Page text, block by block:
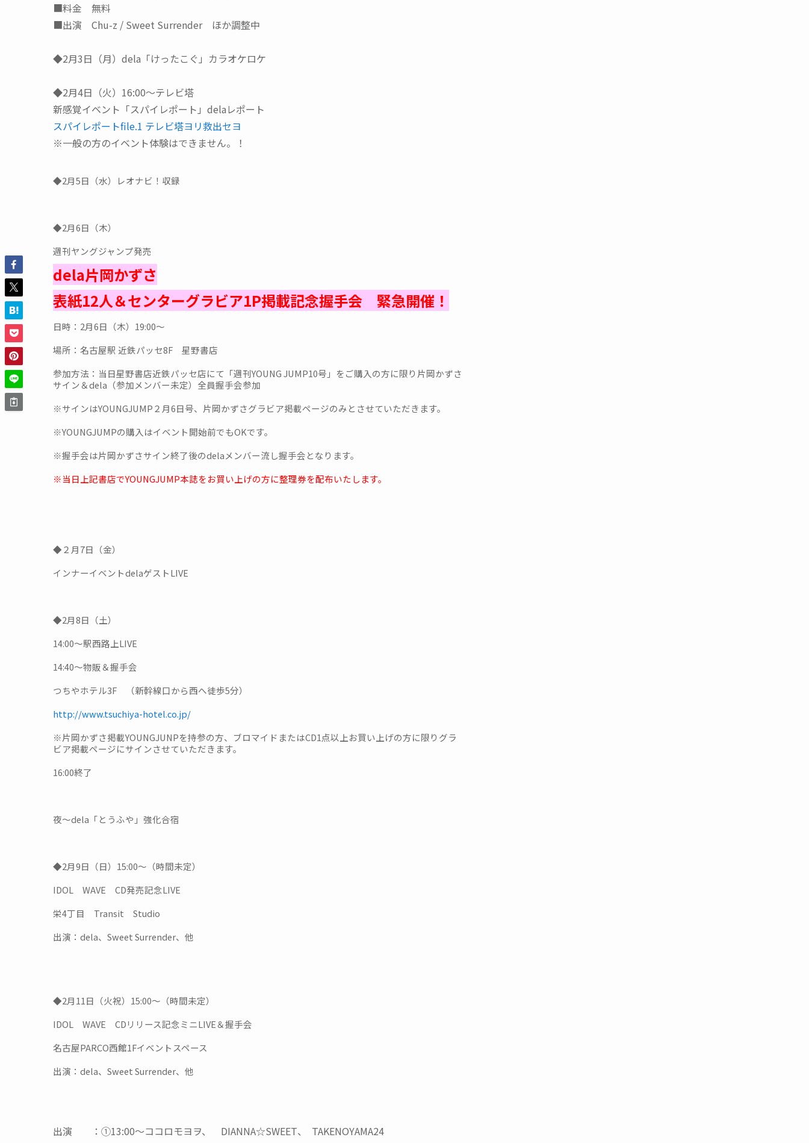
■料金 無料
■出演 Chu-z / Sweet Surrender ほか調整中
◆2月3日（月）dela「けったこぐ」カラオケロケ
◆2月4日（火）16:00～テレビ塔
新感覚イベント「スパイレポート」delaレポート
スパイレポートfile.1 テレビ塔ヨリ救出セヨ
※一般の方のイベント体験はできません。！
◆2月5日（水）レオナビ！収録
◆2月6日（木）
週刊ヤングジャンプ発売
dela片岡かずさ
表紙12人＆センターグラビア1P掲載記念握手会 緊急開催！
日時：2月6日（木）19:00～
場所：名古屋駅 近鉄パッセ8F 星野書店
参加方法：当日星野書店近鉄パッセ店にて「週刊YOUNG JUMP10号」をご購入の方に限り片岡かずさ
サイン＆dela（参加メンバー未定）全員握手会参加
※サインはYOUNGJUMP２月6日号、片岡かずさグラビア掲載ページのみとさせていただきます。
※YOUNGJUMPの購入はイベント開始前でもOKです。
※握手会は片岡かずさサイン終了後のdelaメンバー流し握手会となります。
※当日上記書店でYOUNGJUMP本誌をお買い上げの方に整理券を配布いたします。
◆２月7日（金）
インナーイベントdelaゲストLIVE
◆2月8日（土）
14:00～駅西路上LIVE
14:40～物販＆握手会
つちやホテル3F （新幹線口から西へ徒歩5分）
http://www.tsuchiya-hotel.co.jp/
※片岡かずさ掲載YOUNGJUNPを持参の方、ブロマイドまたはCD1点以上お買い上げの方に限りグラ
ビア掲載ページにサインさせていただきます。
16:00終了
夜～dela「とうふや」強化合宿
◆2月9日（日）15:00～（時間未定）
IDOL WAVE CD発売記念LIVE
栄4丁目 Transit Studio
出演：dela、Sweet Surrender、他
◆2月11日（火祝）15:00～（時間未定）
IDOL WAVE CDリリース記念ミニLIVE＆握手会
名古屋PARCO西館1Fイベントスペース
出演：dela、Sweet Surrender、他
出演 ：①13:00～ココロモヨヲ、 DIANNA☆SWEET、 TAKENOYAMA24